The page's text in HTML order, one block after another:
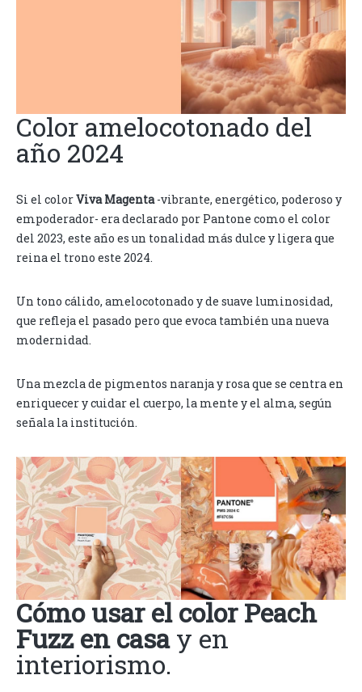
Color amelocotonado del
año 2024
Si el colorViva Magenta-vibrante, energético, poderoso y
empoderador- era declarado por Pantone como el color
del 2023, este año es un tonalidad más dulce y ligera que
reina el trono este 2024.
Un tono cálido, amelocotonado y de suave luminosidad,
que refleja el pasado pero que evoca también una nueva
modernidad.
Una mezcla de pigmentos naranja y rosa que se centra en
enriquecer y cuidar el cuerpo, la mente y el alma, según
señala la institución.
Cómo usar el color Peach
Fuzz en casay en
interiorismo.